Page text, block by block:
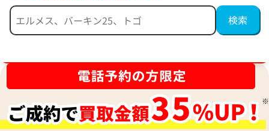
コインケース レザー B刻印 シルバー金具
60,000円
2025年11月3日時点
レザー Y刻印 シル
57,000円
2025年8月17日時